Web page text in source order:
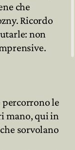
che
Ricordo
non
percorrono le
mano, qui in
sorvolano